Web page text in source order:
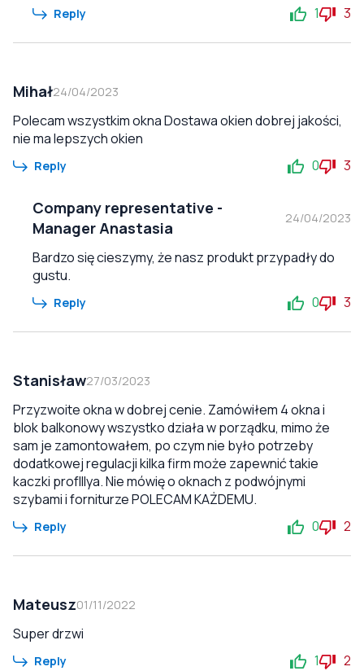
Reply 1 3
Mihał24/04/2023
Polecam wszystkim okna Dostawa okien dobrej jakości,
nie ma lepszych okien
Reply 0 3
Company representative -
Manager Anastasia
24/04/2023
Bardzo się cieszymy, że nasz produkt przypadły do
gustu.
Reply 0 3
Stanisław27/03/2023
Przyzwoite okna w dobrej cenie. Zamówiłem 4 okna i
blok balkonowy wszystko działa w porządku, mimo że
sam je zamontowałem, po czym nie było potrzeby
dodatkowej regulacji kilka firm może zapewnić takie
kaczki profIllya. Nie mówię o oknach z podwójnymi
szybami i forniturze POLECAM KAŻDEMU.
Reply 0 2
Mateusz01/11/2022
Super drzwi
Reply 1 2